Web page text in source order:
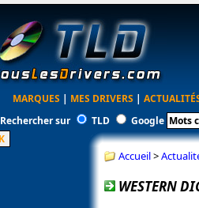
MARQUES | MES DRIVERS |
Rechercher sur
TLD Google
Accueil>
WESTERN